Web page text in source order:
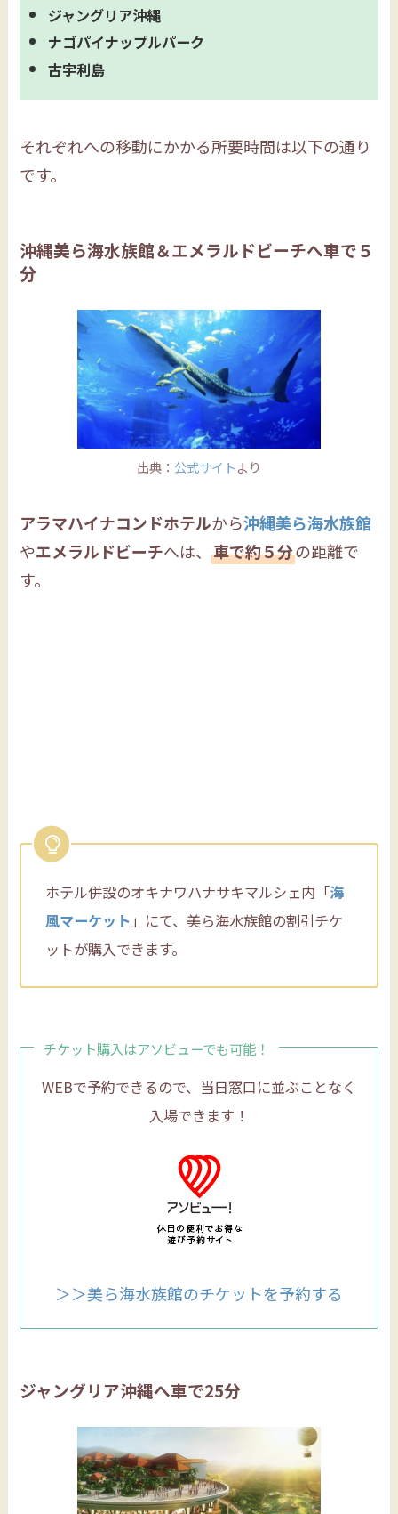
ジャングリア沖縄
ナゴパイナップルパーク
古宇利島
それぞれへの移動にかかる所要時間は以下の通り
です。
沖縄美ら海水族館＆エメラルドビーチへ車で５
分
出典： 公式サイトより
アラマハイナコンドホテルから沖縄美ら海水族館
やエメラルドビーチへは、車で約５分の距離で
す。
ホテル併設のオキナワハナサキマルシェ内「海
風マーケット 」にて、美ら海水族館の割引チケ
ットが購入できます。
チケット購入はアソビューでも可能！
WEBで予約できるので、当日窓口に並ぶことなく
入場できます！
＞＞美ら海水族館のチケットを予約する
ジャングリア沖縄へ車で25分